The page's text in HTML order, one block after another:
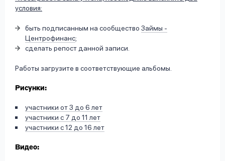
условия:
быть подписанным на сообщество Займы -
Центрофинанс;
сделать репост данной записи.
Работы загрузите в соответствующие альбомы.
Рисунки:
участники от 3 до 6 лет
участники с 7 до 11 лет
участники с 12 до 16 лет
Видео: